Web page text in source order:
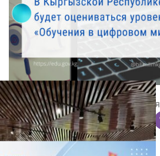
Поделиться
Комментарии